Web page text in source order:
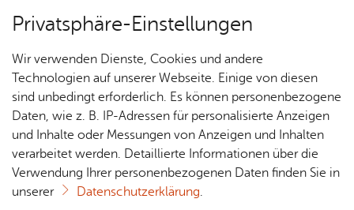
Über­sicht Bür­ger & Stadt
Essen & Trin­ken
La­gu­na - spa­ni­sches Tapas
Re­stau­rant
Privatsphäre-Einstellungen
Wir verwenden Dienste, Cookies und andere
Technologien auf unserer Webseite. Einige von diesen
sind unbedingt erforderlich. Es können personenbezogene
Daten, wie z. B. IP-Adressen für personalisierte Anzeigen
und Inhalte oder Messungen von Anzeigen und Inhalten
verarbeitet werden. Detaillierte Informationen über die
Verwendung Ihrer personenbezogenen Daten finden Sie in
unserer
Datenschutzerklärung.